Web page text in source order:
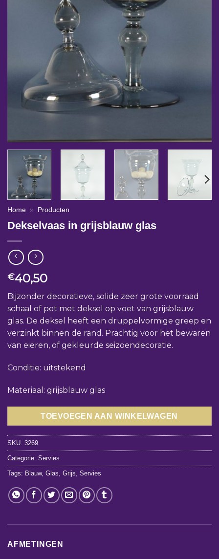
Home » Producten
Dekselvaas in grijsblauw glas
€40,50
Bijzonder decoratieve, solide zeer grote voorraad
schaal of pot met deksel op voet van grijsblauw
glas. De deksel heeft een druppelvormige greep en
verzinkt binnen de rand. Prachtig voor het bewaren
van eieren, of gekleurde seizoendecoratie.
Conditie: uitstekend
Materiaal: grijsblauw glas
TOEVOEGEN AAN WINKELWAGEN
SKU: 3269
Categorie: Servies
Tags: Blauw, Glas, Grijs, Servies
AFMETINGEN